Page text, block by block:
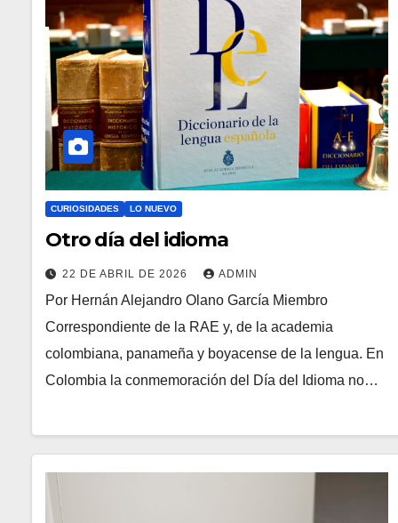
CURIOSIDADES LO NUEVO
Otro día del idioma
22 DE ABRIL DE 2026 ADMIN
Por Hernán Alejandro Olano García Miembro
Correspondiente de la RAE y, de la academia
colombiana, panameña y boyacense de la lengua. En
Colombia la conmemoración del Día del Idioma no…